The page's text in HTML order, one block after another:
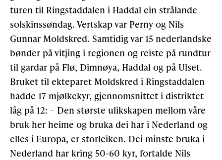
FÅ TILGONG
BLI MEDLEM
Gløymt passord Allereie medlem?Logg inn
turen til Ringstaddalen i Haddal ein strålande
solskinssøndag. Vertskap var Perny og Nils
Gunnar Moldskred. Samtidig var 15 nederlandske
bønder på vitjing i regionen og reiste på rundtur
til gardar på Flø, Dimnøya, Haddal og på Ulset.
Bruket til ekteparet Moldskred i Ringstaddalen
hadde 17 mjølkekyr, gjennomsnittet i distriktet
låg på 12: – Den største ulikskapen mellom våre
bruk her heime og bruka dei har i Nederland og
elles i Europa, er storleiken. Dei minste bruka i
Nederland har kring 50-60 kyr, fortalde Nils